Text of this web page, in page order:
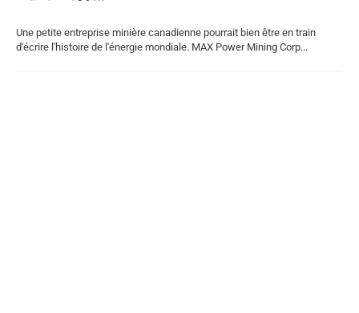
Une petite entreprise minière canadienne pourrait bien être en train
d'écrire l'histoire de l'énergie mondiale. MAX Power Mining Corp...